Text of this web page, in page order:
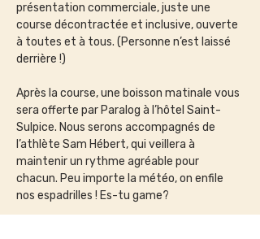
présentation commerciale, juste une
course décontractée et inclusive, ouverte
à toutes et à tous. (Personne n’est laissé
derrière !)
​Après la course, une boisson matinale vous
sera offerte par Paralog à l’hôtel Saint-
Sulpice. Nous serons accompagnés de
l’athlète Sam Hébert, qui veillera à
maintenir un rythme agréable pour
chacun. ​Peu importe la météo, on enfile
nos espadrilles ! Es-tu game?